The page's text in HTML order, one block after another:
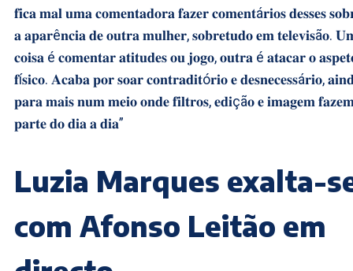
𝐟𝐢𝐜𝐚 𝐦𝐚𝐥 𝐮𝐦𝐚 𝐜𝐨𝐦𝐞𝐧𝐭𝐚𝐝𝐨𝐫𝐚 𝐟𝐚𝐳𝐞𝐫 𝐜𝐨𝐦𝐞𝐧𝐭á𝐫𝐢𝐨𝐬 𝐝𝐞𝐬𝐬𝐞𝐬
𝐚 𝐚𝐩𝐚𝐫ê𝐧𝐜𝐢𝐚 𝐝𝐞 𝐨𝐮𝐭𝐫𝐚 𝐦𝐮𝐥𝐡𝐞𝐫, 𝐬𝐨𝐛𝐫𝐞𝐭𝐮𝐝𝐨 𝐞𝐦 𝐭𝐞𝐥𝐞𝐯𝐢𝐬ã𝐨.
𝐜𝐨𝐢𝐬𝐚 é 𝐜𝐨𝐦𝐞𝐧𝐭𝐚𝐫 𝐚𝐭𝐢𝐭𝐮𝐝𝐞𝐬 𝐨𝐮 𝐣𝐨𝐠𝐨, 𝐨𝐮𝐭𝐫𝐚 é 𝐚𝐭𝐚𝐜𝐚𝐫 𝐨
𝐟í𝐬𝐢𝐜𝐨. 𝐀𝐜𝐚𝐛𝐚 𝐩𝐨𝐫 𝐬𝐨𝐚𝐫 𝐜𝐨𝐧𝐭𝐫𝐚𝐝𝐢𝐭ó𝐫𝐢𝐨 𝐞 𝐝𝐞𝐬𝐧𝐞𝐜𝐞𝐬𝐬á𝐫𝐢𝐨,
𝐩𝐚𝐫𝐚 𝐦𝐚𝐢𝐬 𝐧𝐮𝐦 𝐦𝐞𝐢𝐨 𝐨𝐧𝐝𝐞 𝐟𝐢𝐥𝐭𝐫𝐨𝐬, 𝐞𝐝𝐢çã𝐨 𝐞 𝐢𝐦𝐚𝐠𝐞𝐦
𝐩𝐚𝐫𝐭𝐞 𝐝𝐨 𝐝𝐢𝐚 𝐚 𝐝𝐢𝐚”
Luzia Marques exalta-
com Afonso Leitão em